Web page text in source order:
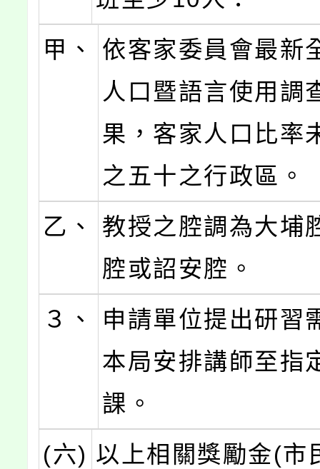
甲、
依客家委員會最新
人口暨語言使用調
果，客家人口比率
之五十之行政區。
乙、
教授之腔調為大埔
腔或詔安腔。
３、
申請單位提出研習
本局安排講師至指
課。
(六) 以上相關獎勵金(市